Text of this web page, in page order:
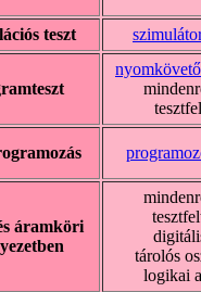
teszt
áramköri
tárolós
logikai